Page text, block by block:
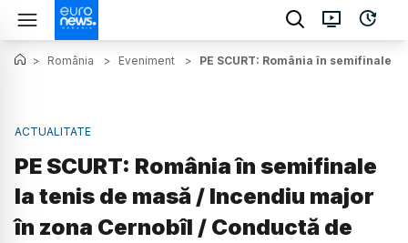
> România > Eveniment > PE SCURT: România în semifinale
ACTUALITATE
PE SCURT: România în semifinale
la tenis de masă / Incendiu major
în zona Cernobîl / Conductă de